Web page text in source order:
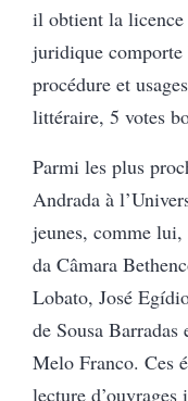
il obtient la
juridique
procédure et
littéraire, 5 votes
Parmi les plus
Andrada à
jeunes, comme
da Câmara
Lobato, José
de Sousa
Melo Franco. Ces
lecture d’ouvrages